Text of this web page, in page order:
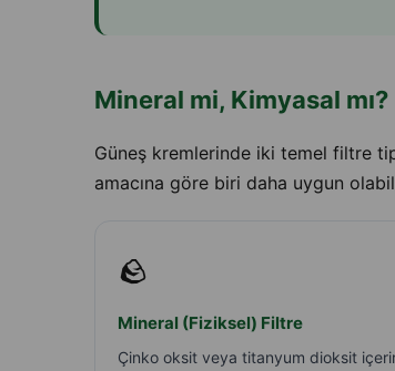
Mineral mi, Kimyasal mı?
Güneş kremlerinde iki temel filtre
amacına göre biri daha uygun
🪨
Mineral (Fiziksel) Filtre
Çinko oksit veya titanyum dioksit içerir.